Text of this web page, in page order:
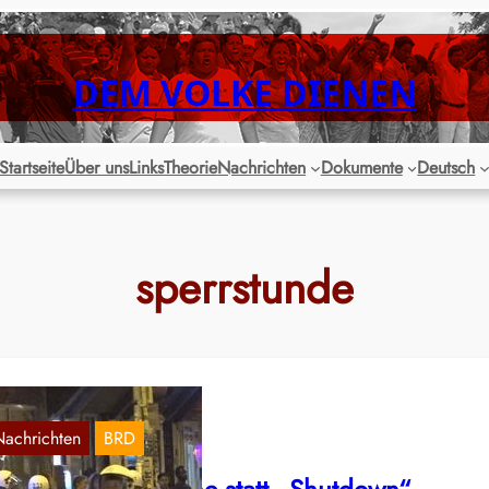
DEM VOLKE DIENEN
StartseiteÜber unsLinksTheorieNachrichten Dokumente Deutsch
sperrstunde
BRD